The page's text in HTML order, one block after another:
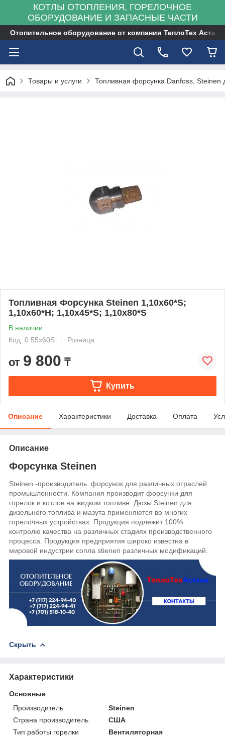
КОТЛЫ ОТОПЛЕНИЯ, ГОРЕЛОЧНОЕ
ОБОРУДОВАНИЕ И ЗАПАСНЫЕ ЧАСТИ
Отопительное оборудование от компании ТеплоТех Астана
Товары и услуги Топливная форсунка Danfoss, Steinen
Топливная Форсунка Steinen 1,10х60*S;
1,10х60*Н; 1,10х45*S; 1,10х80*S
В наличии
Код: 0.55x60S
Розница
от 9 800 ₸
Купить
Описание Характеристики Доставка Оплата
Описание
Форсунка Steinen
Steinen -производитель форсунок для различных отраслей
промышленности. Компания производит форсунки для
горелок и котлов на жидком топливе. Дюзы Steinen для
дизельного топлива и мазута применяются во многих
горелочных устройствах. Продукция подлежит 100%
контролю качества на различных стадиях производственного
процесса. Продукция предприятия широко известна в
мировой индустрии сопла stienen различных модификаций.
Скрыть
Характеристики
Основные
Производитель
Steinen
Страна производитель
США
Тип работы горелки
Вентиляторная